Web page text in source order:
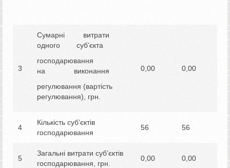
3
Сумарні витрати
одного суб’єкта
господарювання
на виконання
регулювання (вартість
регулювання), грн.
0,00 0,00
4
Кількість суб’єктів
господарювання
56 56
5
Загальні витрати суб’єктів
господарювання, грн.
0,00 0,00